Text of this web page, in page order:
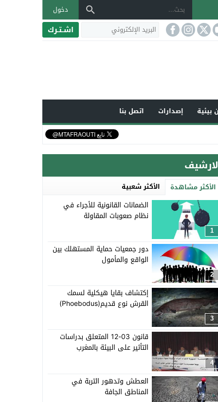
دخول
اشـتـرك
بيئية إصدارات اتصل بنا
الأكثر مشاهدة الأكثر شعبية
1
الضمانات القانونية للأجراء في
نظام صعوبات المقاولة
2
دور جمعيات حماية المستهلك بين
الواقع والمأمول
3
إكتشاف بقايا هيكلية لسمك
القرش نوع قديم(Phoebodus)
4
قانون 03-12 المتعلق بدراسات
التأثير على البيئة بالمغرب
العطش وتدهور التربة في
المناطق الجافة